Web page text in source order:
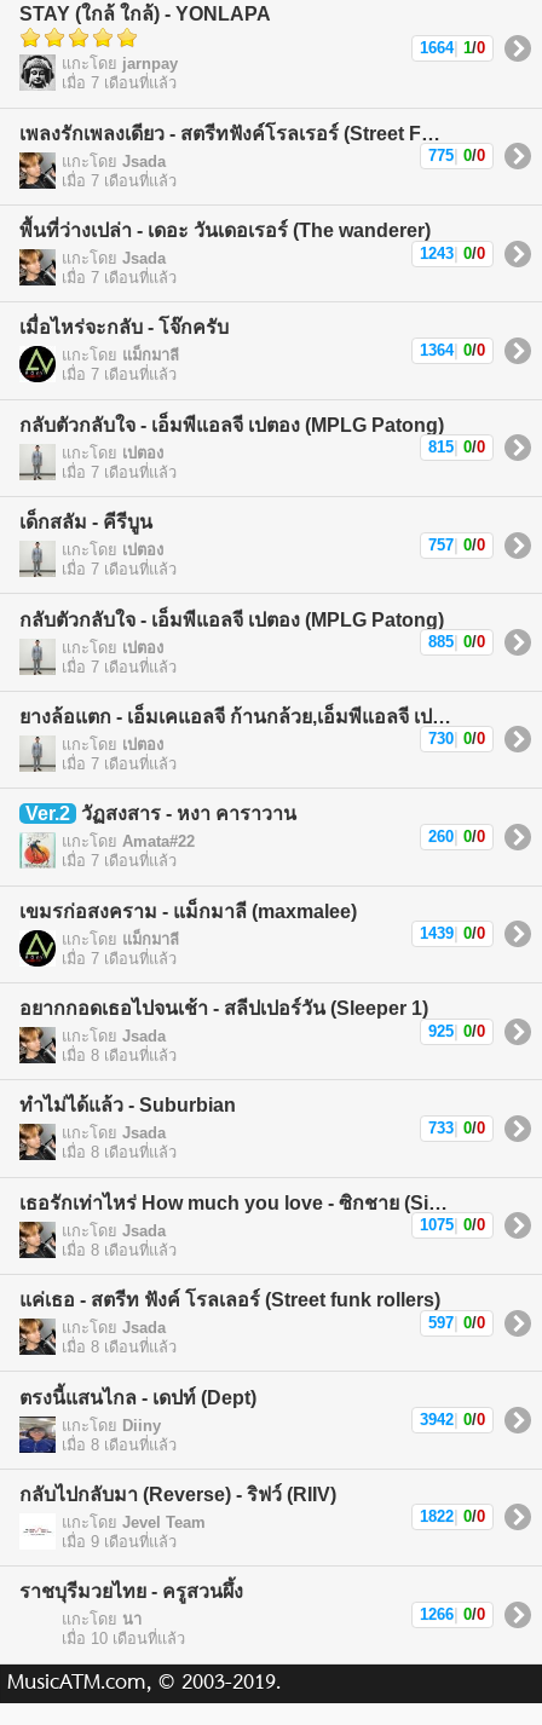
STAY (ใกล้ ใกล้) - YONLAPA
แกะโดย jarnpay
เมื่อ 7 เดือนที่แล้ว
1664| 1/0
เพลงรักเพลงเดียว - สตรีทฟังค์โรลเรอร์ (Street Funk Rollers)
แกะโดย Jsada
เมื่อ 7 เดือนที่แล้ว
775 0/0
พื้นที่ว่างเปล่า - เดอะ วันเดอเรอร์ (The wanderer)
แกะโดย Jsada
เมื่อ 7 เดือนที่แล้ว
1243 0/0
เมื่อไหร่จะกลับ - โจ๊กครับ
แกะโดย แม็กมาลี
เมื่อ 7 เดือนที่แล้ว
1364| 0/0
กลับตัวกลับใจ - เอ็มพีแอลจี เปตอง (MPLG Patong)
แกะโดย เปตอง
เมื่อ 7 เดือนที่แล้ว
815 0/0
เด็กสลัม - คีรีบูน
แกะโดย เปตอง
เมื่อ 7 เดือนที่แล้ว
757 0/0
กลับตัวกลับใจ - เอ็มพีแอลจี เปตอง (MPLG Patong)
แกะโดย เปตอง
เมื่อ 7 เดือนที่แล้ว
885 0/0
ยางล้อแตก - เอ็มเคแอลจี ก้านกล้วย,เอ็มพีแอลจี เปตอง (MKLG Kankuay,MPLG Patong)
แกะโดย เปตอง
เมื่อ 7 เดือนที่แล้ว
730 0/0
Ver.2 วัฏสงสาร - หงา คาราวาน
แกะโดย Amata#22
เมื่อ 7 เดือนที่แล้ว
260 0/0
เขมรก่อสงคราม - แม็กมาลี (maxmalee)
แกะโดย แม็กมาลี
เมื่อ 7 เดือนที่แล้ว
1439 0/0
อยากกอดเธอไปจนเช้า - สลีปเปอร์วัน (Sleeper 1)
แกะโดย Jsada
เมื่อ 8 เดือนที่แล้ว
925 0/0
ทำไม่ได้แล้ว - Suburbian
แกะโดย Jsada
เมื่อ 8 เดือนที่แล้ว
733 0/0
เธอรักเท่าไหร่ How much you love - ซิกชาย (Sickchild)
แกะโดย Jsada
เมื่อ 8 เดือนที่แล้ว
1075 0/0
แค่เธอ - สตรีท ฟังค์ โรลเลอร์ (Street funk rollers)
แกะโดย Jsada
เมื่อ 8 เดือนที่แล้ว
597 0/0
ตรงนี้แสนไกล - เดปท์ (Dept)
แกะโดย Diiny
เมื่อ 8 เดือนที่แล้ว
3942 0/0
กลับไปกลับมา (Reverse) - ริฟว์ (RIIV)
แกะโดย Jevel Team
เมื่อ 9 เดือนที่แล้ว
1822 0/0
ราชบุรีมวยไทย - ครูสวนผึ้ง
แกะโดย นา
เมื่อ 10 เดือนที่แล้ว
1266 0/0
MusicATM.com, © 2003-2019.